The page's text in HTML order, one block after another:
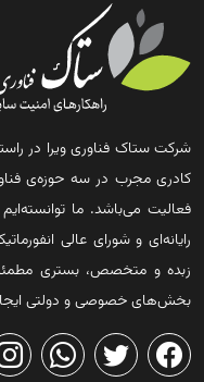
کادری مجرب در سه حوزه‌ی
فعالیت می‌باشد. ما
رایانه‌ای و شورای عالی
زبده و متخصص، بستری
بخش‌های خصوصی و دولتی